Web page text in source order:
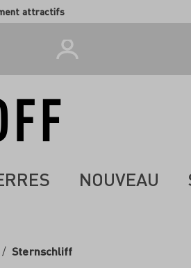
attractifs
NOUVEAU
/ Sternschliff